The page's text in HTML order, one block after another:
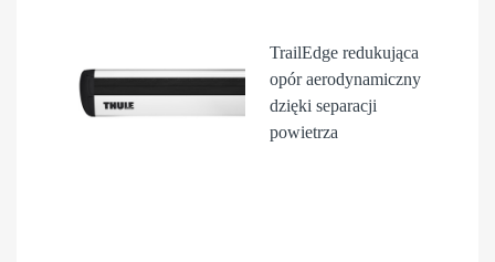
TrailEdge redukująca
opór aerodynamiczny
dzięki separacji
powietrza